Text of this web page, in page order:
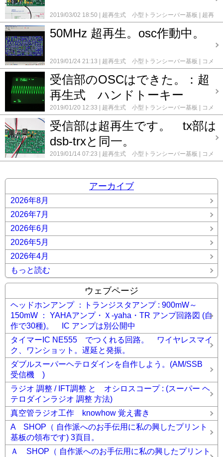
2019/03/02 18:50 超再生式 小型トランシーバー基板
超再
生式検波受信基板
コメント(0)
50MHz 超再生。osc作動中。
2019/01/24 21:13 超再生式 小型トランシーバー基板
コメ
ント(0)
受信部のOSCはできた。：超
再生式 ハンドトーキー
2019/01/20 12:33 超再生式 小型トランシーバー基板
コメ
ント(0)
受信部は超再生です。 tx部は
dsb-trxと同一。
2019/01/14 07:23 超再生式 小型トランシーバー基板
コメ
ント(0)
アーカイブ
2026年8月
2026年7月
2026年6月
2026年5月
2026年4月
もっと読む
ウェブページ
ヘッドホンアンプ ：トランジスタアンプ : 900mW～
150mW ： YAHAアンプ・Ｘ-yaha・TR アンプ回路図 (自
作で30種)。 IC アンプは別公開中
タイマーIC NE555 でつくれる回路。 ワイヤレスマイ
ク、ワンショット。遅延と発振。
ダブルスーパーヘテロダインを自作しよう。(AM/SSB
受信機 )
ラジオ 調整 / IFT調整 と オシロスコープ : (スーパー ヘ
テロダインラジオ 調整 方法)
真空管ラジオ工作 knowhow 覚え書き
A SHOP（ 自作派へのお手伝用に私の興したプリント
基板の領布です) 3頁目。
Ａ SHOP（ 自作派へのお手伝用に私の興したプリント